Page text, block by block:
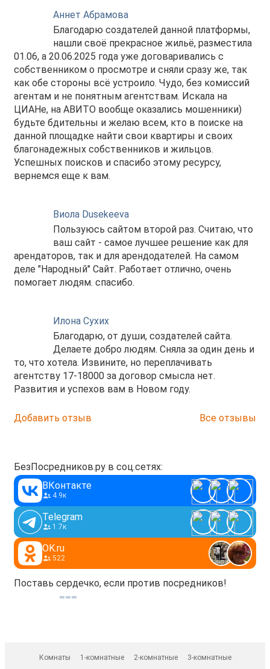
Аннет Абрамова
Благодарю создателей данной платформы,
нашли своё прекрасное жильё, разместила
01.06, а 20.06.2025 года уже договаривались с
собственником о просмотре и сняли сразу же, так
как обе стороны всё устроило. Чудо, без комиссий
агентам и не понятным агентствам. Искала на
ЦИАНе, на АВИТО вообще оказались мошенники)
будьте бдительны и желаю всем, кто в поиске на
данной площадке найти свои квартиры и своих
благонадежных собственников и жильцов.
Успешных поисков и спасибо этому ресурсу,
вернемся еще к вам.
Виола Dusekeeva
Пользуюсь сайтом второй раз. Считаю, что
ваш сайт - самое лучшее решение как для
арендаторов, так и для арендодателей. На самом
деле "Народный" Сайт. Работает отлично, очень
помогает людям. спасибо.
Илона Сухих
Благодарю, от души, создателей сайта.
Делаете добро людям. Сняла за один день и
то, что хотела. Извините, но переплачивать
агентству 17-18000 за договор смысла нет.
Развития и успехов вам в Новом году.
Добавить отзыв Все отзывы
БезПосредников.ру в соц.сетях:
ВКонтакте
4.9к
Telegram
1.7к
OK.ru
522
Поставь сердечко, если против посредников!
Комнаты 1-комнатные 2-комнатные 3-комнатные